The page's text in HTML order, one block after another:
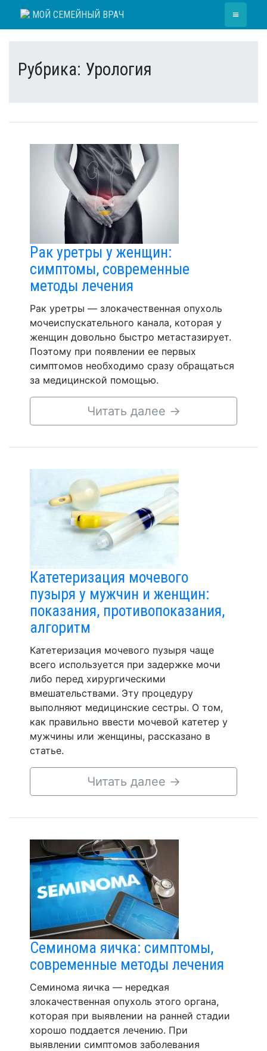
МОЙ СЕМЕЙНЫЙ ВРАЧ ≡
Рубрика: Урология
Рак уретры у женщин:
симптомы, современные
методы лечения
Рак уретры — злокачественная опухоль
мочеиспускательного канала, которая у
женщин довольно быстро метастазирует.
Поэтому при появлении ее первых
симптомов необходимо сразу обращаться
за медицинской помощью.
Читать далее →
Катетеризация мочевого
пузыря у мужчин и женщин:
показания, противопоказания,
алгоритм
Катетеризация мочевого пузыря чаще
всего используется при задержке мочи
либо перед хирургическими
вмешательствами. Эту процедуру
выполняют медицинские сестры. О том,
как правильно ввести мочевой катетер у
мужчины или женщины, рассказано в
статье.
Читать далее →
Семинома яичка: симптомы,
современные методы лечения
Семинома яичка — нередкая
злокачественная опухоль этого органа,
которая при выявлении на ранней стадии
хорошо поддается лечению. При
выявлении симптомов заболевания